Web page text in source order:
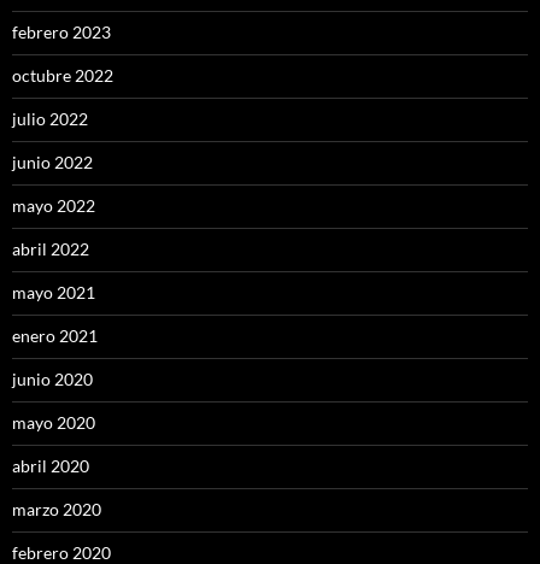
febrero 2023
octubre 2022
julio 2022
junio 2022
mayo 2022
abril 2022
mayo 2021
enero 2021
junio 2020
mayo 2020
abril 2020
marzo 2020
febrero 2020